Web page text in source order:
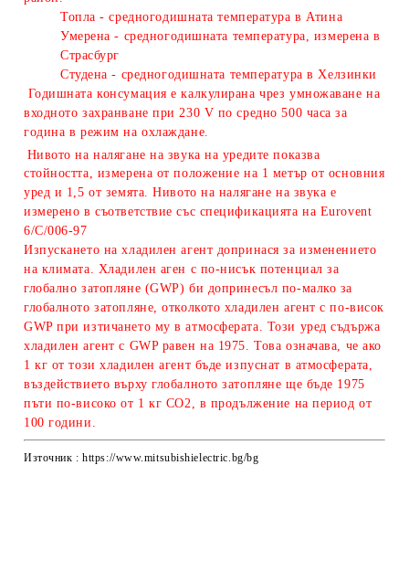
Топла - средногодишната температура в Атина
Умерена - средногодишната температура, измерена в
Страсбург
Студена - средногодишната температура в Хелзинки
Годишната консумация е калкулирана чрез умножаване на
входното захранване при 230 V по средно 500 часа за
година в режим на охлаждане.
Нивото на налягане на звука на уредите показва
стойността, измерена от положение на 1 метър от основния
уред и 1,5 от земята. Нивото на налягане на звука е
измерено в съответствие със спецификацията на Eurovent
6/C/006-97
Изпускането на хладилен агент допринася за изменението
на климата. Хладилен аген с по-нисък потенциал за
глобално затопляне (GWP) би допринесъл по-малко за
глобалното затопляне, отколкото хладилен агент с по-висок
GWP при изтичането му в атмосферата. Този уред съдържа
хладилен агент с GWP равeн на 1975. Това означава, че ако
1 кг от този хладилен агент бъде изпуснат в атмосферата,
въздействието върху глобалното затопляне ще бъде 1975
пъти по-високо от 1 кг CO2, в продължение на период от
100 години.
Източник : https://www.mitsubishielectric.bg/bg